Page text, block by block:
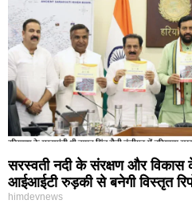
सरस्वती नदी के संरक्षण और
आईआईटी रुड़की से बनेगी विस्तृत
himdevnews